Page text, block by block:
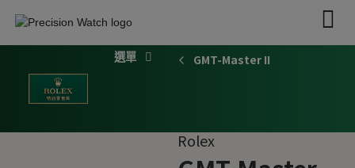
content
GMT-Master II
Rolex